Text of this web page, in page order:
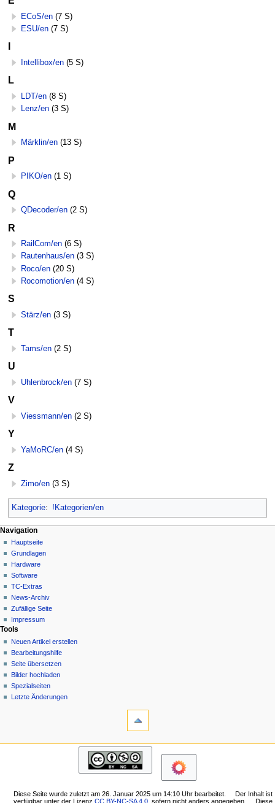
ECoS/en (7 S)
ESU/en (7 S)
I
Intellibox/en (5 S)
L
LDT/en (8 S)
Lenz/en (3 S)
M
Märklin/en (13 S)
P
PIKO/en (1 S)
Q
QDecoder/en (2 S)
R
RailCom/en (6 S)
Rautenhaus/en (3 S)
Roco/en (20 S)
Rocomotion/en (4 S)
S
Stärz/en (3 S)
T
Tams/en (2 S)
U
Uhlenbrock/en (7 S)
V
Viessmann/en (2 S)
Y
YaMoRC/en (4 S)
Z
Zimo/en (3 S)
Kategorie: !Kategorien/en
N
a
v
g
a
i
o
n
s
m
e
Seitenaktionen
Kategorie
Diskussion
Lesen
Quelltext
anzeigen
Versionsgeschichte
Meine Werkzeuge
Deutsch
Anmelden
Navigation
Hauptseite
Grundlagen
Hardware
Software
TC-Extras
News-Archiv
Zufällige Seite
Impressum
Tools
Neuen Artikel erstellen
Bearbeitungshilfe
Seite übersetzen
Bilder hochladen
Spezialseiten
Letzte Änderungen
Seiten
Navigation
TC-
Diese Seite wurde zuletzt am 26. Januar 2025 um 14:10 Uhr bearbeitet.
Der Inhalt ist
verfügbar unter der LizenzCC BY-NC-SA 4.0 , sofern nicht anders angegeben. Diese